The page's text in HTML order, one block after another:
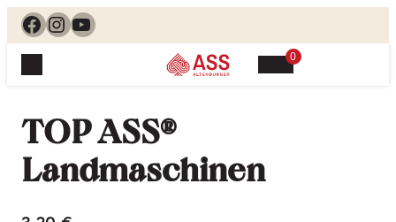
Facebook
Instagram
YouTube
0
Spielkarten
Themenwelten
Blog
Suchen, finden, spielen. Jetzt & hier.
Suchen
nach:
TOP ASS®
Landmaschinen